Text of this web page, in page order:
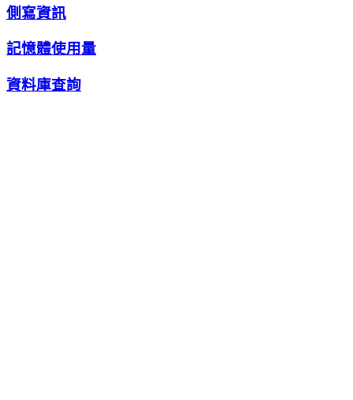
側寫資訊
記憶體使用量
資料庫查詢